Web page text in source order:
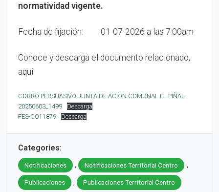
normatividad vigente.
Fecha de fijación: 01-07-2026 a las 7:00am
Conoce y descarga el documento relacionado,
aquí
COBRO PERSUASIVO JUNTA DE ACION COMUNAL EL PIÑAL
20250603_1499
Descarga
FES-CO11879
Descarga
Categories:
Notificaciones , Notificaciones Territorial Centro ,
Publicaciones , Publicaciones Territorial Centro